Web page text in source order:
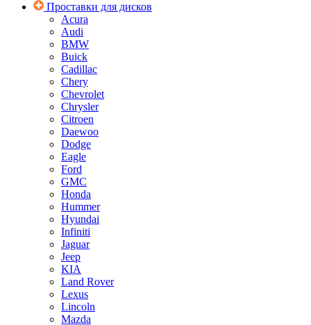
Проставки для дисков
Acura
Audi
BMW
Buick
Cadillac
Chery
Chevrolet
Chrysler
Citroen
Daewoo
Dodge
Eagle
Ford
GMC
Honda
Hummer
Hyundai
Infiniti
Jaguar
Jeep
KIA
Land Rover
Lexus
Lincoln
Mazda